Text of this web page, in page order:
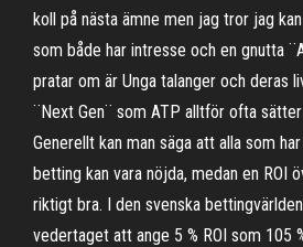
koll på nästa ämne men jag tror jag
som både har intresse och en gnutta
pratar om är Unga talanger och deras
¨Next Gen¨ som ATP alltför ofta
Generellt kan man säga att alla som
betting kan vara nöjda, medan en ROI
riktigt bra. I den svenska
vedertaget att ange 5 % ROI som 105